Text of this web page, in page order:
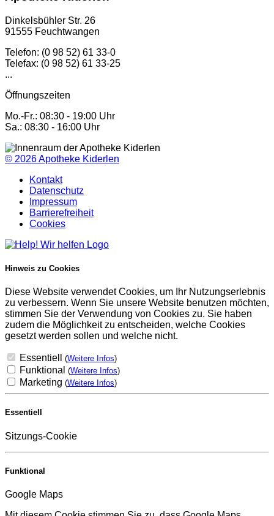
Dinkelsbühler Str. 26
91555 Feuchtwangen
Telefon: (0 98 52) 61 33-0
Telefax: (0 98 52) 61 33-25
...
Öffnungszeiten
Mo.-Fr.: 08:30 - 19:00 Uhr
Sa.: 08:30 - 16:00 Uhr
© 2026Apotheke Kiderlen
Kontakt
Datenschutz
Impressum
Barrierefreiheit
Cookies
Hinweis zu Cookies
Diese Website verwendet Cookies, um Ihr Nutzungserlebnis
zu verbessern. Wenn Sie unsere Website benutzen möchten,
stimmen Sie der Verwendung von Cookies zu. Sie haben
zudem die Möglichkeit zu entscheiden, welche Cookies
gesetzt werden sollen und welche nicht.
Essentiell (Weitere Infos)
Funktional (Weitere Infos)
Marketing (Weitere Infos)
Essentiell
Sitzungs-Cookie
Funktional
Google Maps